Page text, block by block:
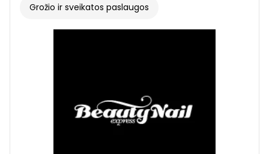
Grožio ir sveikatos paslaugos